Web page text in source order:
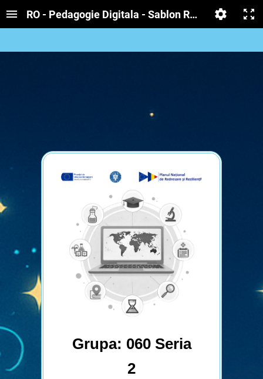
RO - Pedagogie Digitala - Sablon RED - Poveste
Grupa: 060 Seria
2